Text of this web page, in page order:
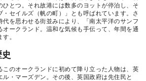
ひとつ。それ故港には数多のヨットが停泊し、そ
セイルズ（帆の町）」とも呼ばれています。さ
代を思わせる街並みにより、「南太平洋のサンフ
オークランド。温和な気候も手伝って、年間を通
。
このオークランドに初めて降り立った人物は、英
ル・マーズデン。その後、英国政府は先住民と